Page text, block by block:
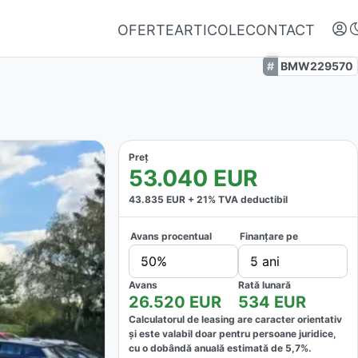
OFERTEARTICOLECONTACT
Autentifică-te
Nu ai oferte favorite
BMW229570
Preț
53.040 EUR
43.835 EUR + 21% TVA deductibil
Avans procentual
50%
Finanțare pe
5 ani
Avans
26.520 EUR
Rată lunară
534 EUR
Calculatorul de leasing are caracter orientativ
și este valabil doar pentru persoane juridice,
cu o dobândă anuală estimată de 5,7%.